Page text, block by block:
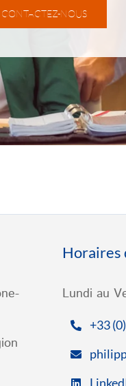
CONTACTEZ-NOUS
Horaires
Lundi au
+33